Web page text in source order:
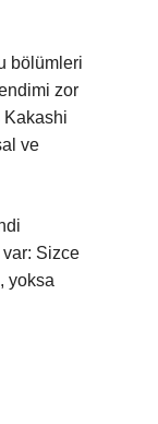
bölümleri
zor
Kakashi
ve
var: Sizce
yoksa